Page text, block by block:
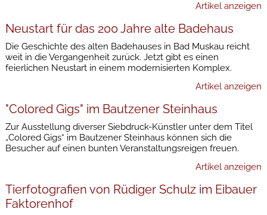
Artikel anzeigen
Neustart für das 200 Jahre alte Badehaus
Die Geschichte des alten Badehauses in Bad Muskau reicht
weit in die Vergangenheit zurück. Jetzt gibt es einen
feierlichen Neustart in einem modernisierten Komplex.
Artikel anzeigen
"Colored Gigs" im Bautzener Steinhaus
Zur Ausstellung diverser Siebdruck-Künstler unter dem Titel
„Colored Gigs“ im Bautzener Steinhaus können sich die
Besucher auf einen bunten Veranstaltungsreigen freuen.
Artikel anzeigen
Tierfotografien von Rüdiger Schulz im Eibauer
Faktorenhof